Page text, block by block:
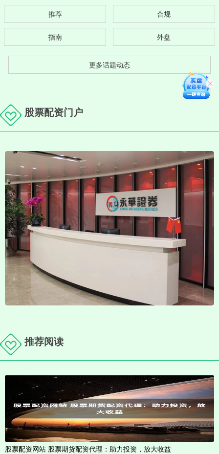
推荐 合规
指南 外盘
更多话题动态
股票配资门户
推荐阅读
股票配资网站 股票期货配资代理：助力投资，放大收益